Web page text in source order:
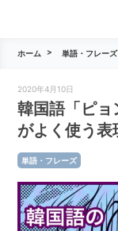
ホーム 単語・フレーズ
2020年4月10日
韓国語「ピ
がよく使う表
単語・フレーズ